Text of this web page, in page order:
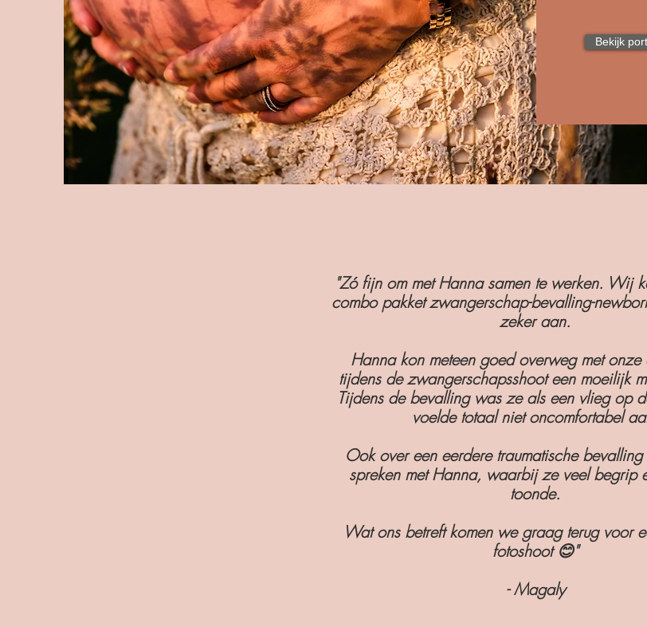
Bekijk
"Zó fijn om met Hanna samen te werken. Wij
combo pakket zwangerschap-bevalling-
zeker aan.
Hanna kon meteen goed overweg met
tijdens de zwangerschapsshoot een moeilijk
Tijdens de bevalling was ze als een vlieg op
voelde totaal niet oncomfortabel
Ook over een eerdere traumatische
spreken met Hanna, waarbij ze veel begrip
toonde.
Wat ons betreft komen we graag terug voor
fotoshoot 😊"
- Magaly